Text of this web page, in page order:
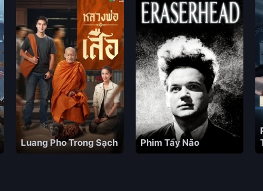
Luang Pho Trong Sạch Phim Tẩy Não